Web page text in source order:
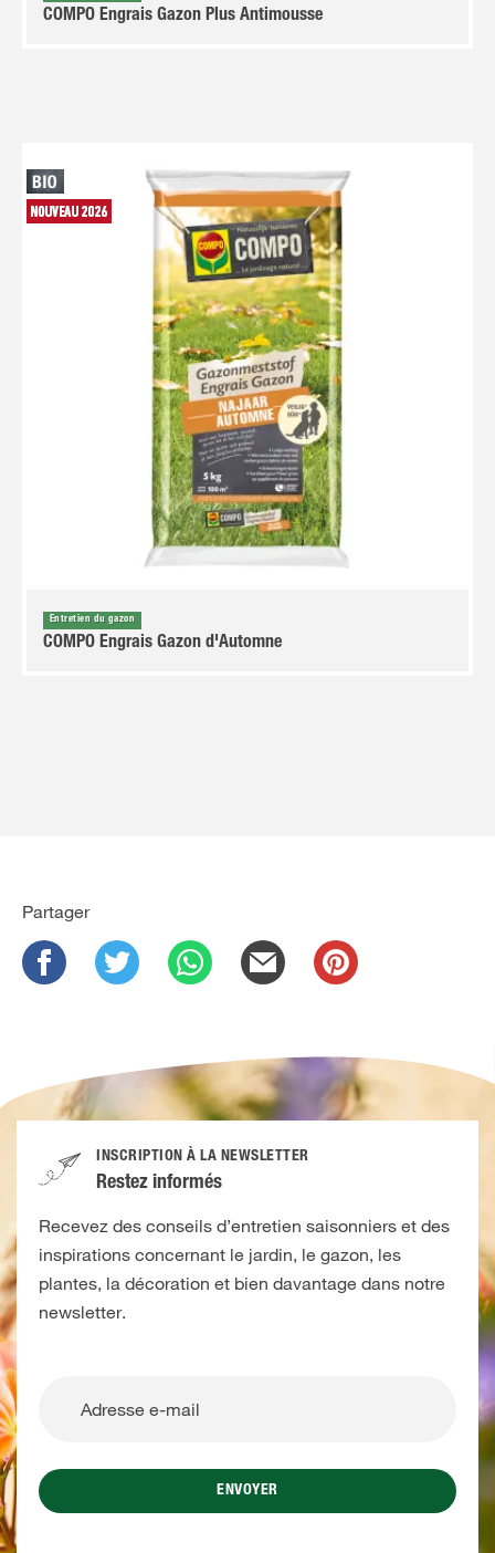
COMPO Engrais Gazon Plus Antimousse
Entretien du gazon
COMPO Engrais Gazon d'Automne
Partager
INSCRIPTION À LA NEWSLETTER
Restez informés
Recevez des conseils d’entretien saisonniers et des
inspirations concernant le jardin, le gazon, les
plantes, la décoration et bien davantage dans notre
newsletter.
ENVOYER